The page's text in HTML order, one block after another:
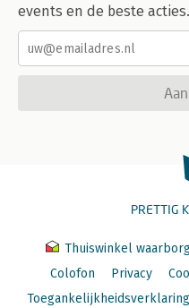
events en de beste acties.
PRETTIG
Thuiswinkel
Colofon
Privacy
Toegankelijkheidsverklaring